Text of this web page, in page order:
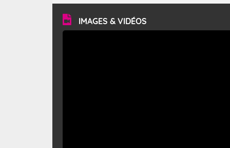
vitesse moyenne de 50 km/h et atteindre 80 à 100 km/h
en rafales, parfois davantage. Il parcourt la basse vallée
du Rhône et la Provence et envahit le littoral
méditerranéen à partir de la Camargue.
IMAGES & VIDÉOS